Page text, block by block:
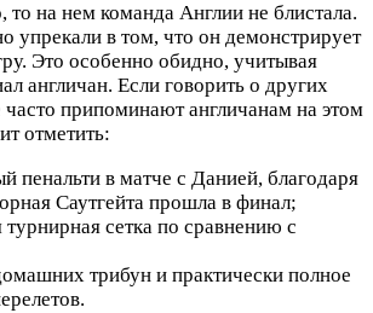
то на нем команда Англии не блистала.
упрекали в том, что он демонстрирует
Это особенно обидно, учитывая
англичан. Если говорить о других
часто припоминают англичанам на этом
отметить:
пенальти в матче с Данией, благодаря
Саутгейта прошла в финал;
турнирная сетка по сравнению с
трибун и практически полное